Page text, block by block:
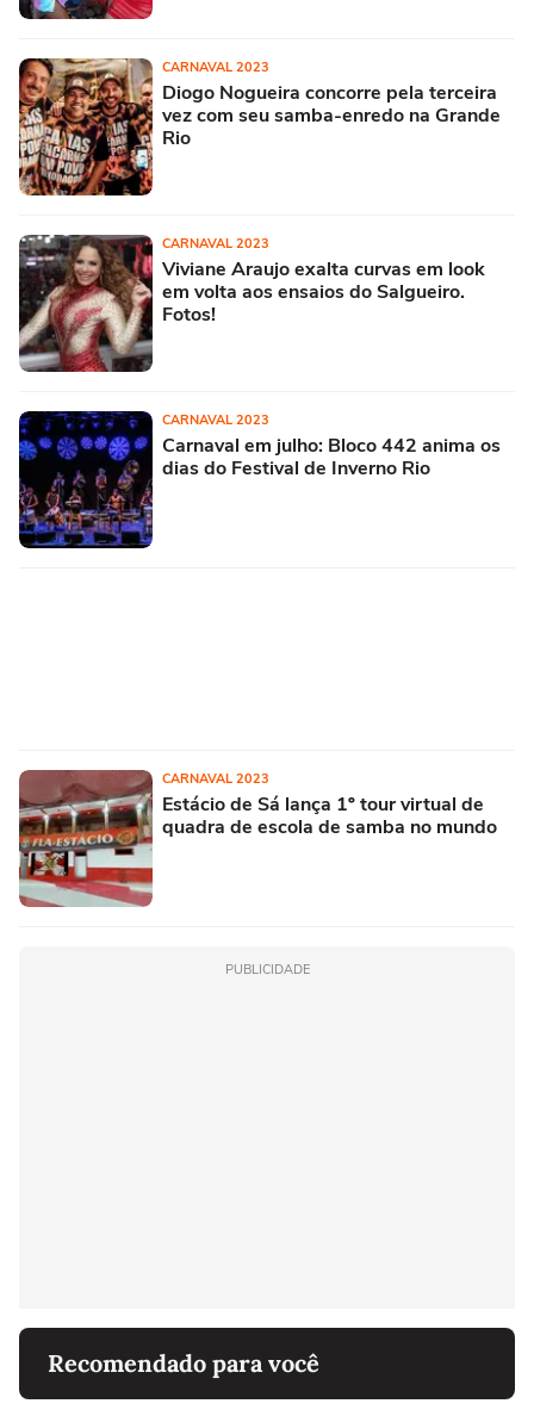
CARNAVAL 2023
Diogo Nogueira concorre pela terceira
vez com seu samba-enredo na Grande
Rio
CARNAVAL 2023
Viviane Araujo exalta curvas em look
em volta aos ensaios do Salgueiro.
Fotos!
CARNAVAL 2023
Carnaval em julho: Bloco 442 anima os
dias do Festival de Inverno Rio
CARNAVAL 2023
Estácio de Sá lança 1º tour virtual de
quadra de escola de samba no mundo
PUBLICIDADE
Recomendado para você